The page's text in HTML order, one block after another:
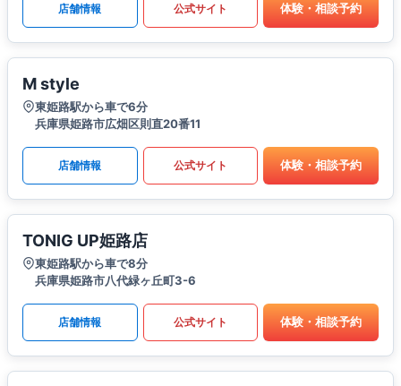
店舗情報 公式サイト 体験・相談予約
M style
東姫路駅から車で6分
兵庫県姫路市広畑区則直20番11
店舗情報 公式サイト 体験・相談予約
TONIG UP姫路店
東姫路駅から車で8分
兵庫県姫路市八代緑ヶ丘町3-6
店舗情報 公式サイト 体験・相談予約